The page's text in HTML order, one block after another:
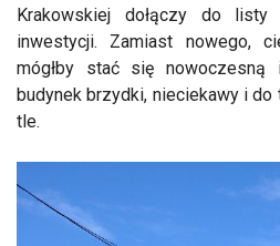
Krakowskiej dołączy do listy
inwestycji. Zamiast nowego,
mógłby stać się nowoczesną
budynek brzydki, nieciekawy i
tle.